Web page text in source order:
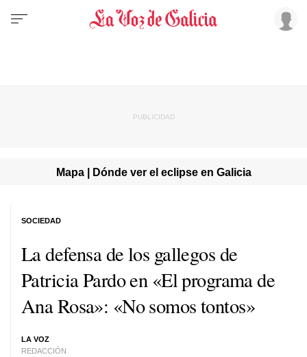
Mapa | Dónde ver el eclipse en Galicia
La defensa de los gallegos de
Patricia Pardo en «El programa de
Ana Rosa»: «No somos tontos»
LA VOZ
REDACCIÓN
SOCIEDAD